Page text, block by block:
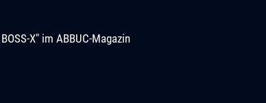
X" im ABBUC-Magazin